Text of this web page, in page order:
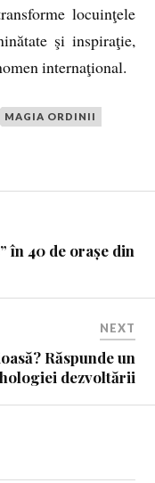
locuinţele
şi inspiraţie,
internaţional.
MAGIA ORDINII
în 40 de orașe din
NEXT
Răspunde un
dezvoltării